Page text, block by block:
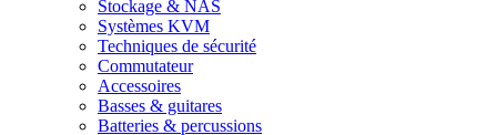
Stockage & NAS
Systèmes KVM
Techniques de sécurité
Commutateur
Accessoires
Basses & guitares
Batteries & percussions